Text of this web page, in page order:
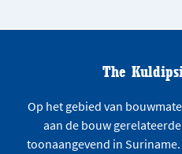
The
Op het gebied van
aan de bouw
toonaangevend in